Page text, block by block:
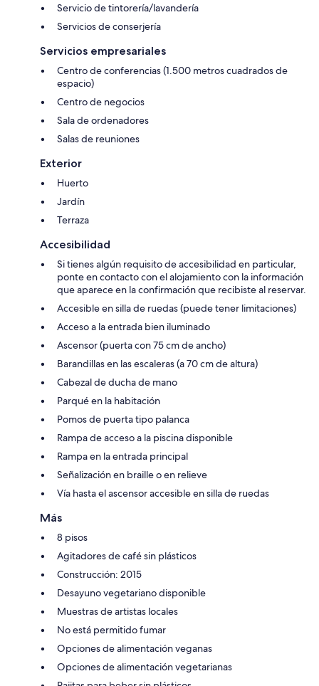
Servicio de tintorería/lavandería
Servicios de conserjería
Servicios empresariales
Centro de conferencias (1.500 metros cuadrados de
espacio)
Centro de negocios
Sala de ordenadores
Salas de reuniones
Exterior
Huerto
Jardín
Terraza
Accesibilidad
Si tienes algún requisito de accesibilidad en particular,
ponte en contacto con el alojamiento con la información
que aparece en la confirmación que recibiste al reservar.
Accesible en silla de ruedas (puede tener limitaciones)
Acceso a la entrada bien iluminado
Ascensor (puerta con 75 cm de ancho)
Barandillas en las escaleras (a 70 cm de altura)
Cabezal de ducha de mano
Parqué en la habitación
Pomos de puerta tipo palanca
Rampa de acceso a la piscina disponible
Rampa en la entrada principal
Señalización en braille o en relieve
Vía hasta el ascensor accesible en silla de ruedas
Más
8 pisos
Agitadores de café sin plásticos
Construcción: 2015
Desayuno vegetariano disponible
Muestras de artistas locales
No está permitido fumar
Opciones de alimentación veganas
Opciones de alimentación vegetarianas